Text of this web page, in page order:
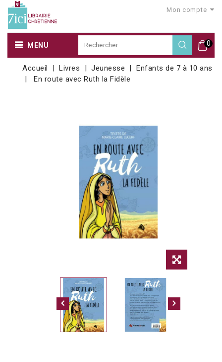
Mon compte
0
MENU
Accueil Livres Jeunesse
Enfants de 7 à 10 ans
En route avec Ruth la Fidèle